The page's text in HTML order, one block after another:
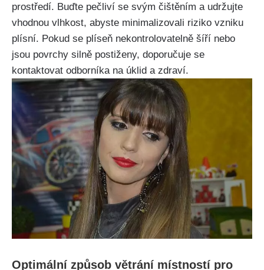
⁤prostředí. Buďte pečliví se​ svým čištěním a udržujte
vhodnou vlhkost, abyste minimalizovali riziko vzniku
plísní. Pokud se plíseň‌ nekontrolovatelně šíří nebo
jsou povrchy silně⁣ postiženy, doporučuje‍ se
kontaktovat odborníka‍ na úklid a zdraví.
Optimální⁤ způsob větrání místností pro